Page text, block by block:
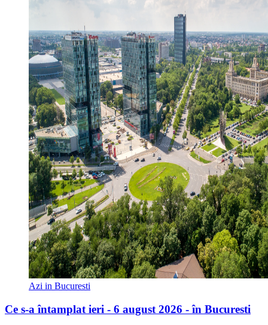
Azi in Bucuresti
Ce s-a întamplat ieri - 6 august 2026 - în Bucuresti